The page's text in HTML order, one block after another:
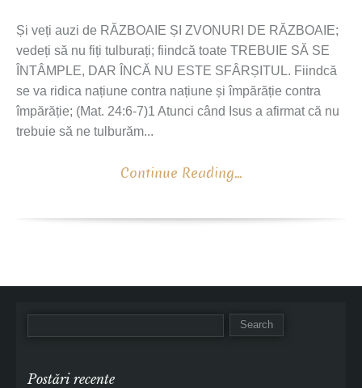
Și veți auzi de RĂZBOAIE ȘI ZVONURI DE RĂZBOAIE;
vedeți să nu fiți tulburați; fiindcă toate TREBUIE SĂ SE
ÎNTÂMPLE, DAR ÎNCĂ NU ESTE SFÂRȘITUL. Fiindcă
se va ridica națiune contra națiune și împărăție contra
împărăție; (Mat. 24:6-7)1 Atunci când Isus a afirmat că nu
trebuie să ne tulburăm...
Continue Reading...
Postări recente